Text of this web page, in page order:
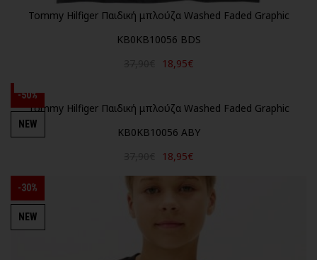
Tommy Hilfiger Παιδική μπλούζα Washed Faded Graphic
KB0KB10056 BDS
18,95€
-50%
NEW
Tommy Hilfiger Παιδική μπλούζα Washed Faded Graphic
KB0KB10056 ABY
18,95€
-30%
NEW